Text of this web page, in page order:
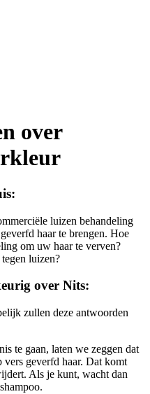
over
luizen behandeling
haar te brengen. Hoe
om uw haar te verven?
luizen?
over Nits:
zullen deze antwoorden
te gaan, laten we zeggen dat
vers geverfd haar. Dat komt
Als je kunt, wacht dan